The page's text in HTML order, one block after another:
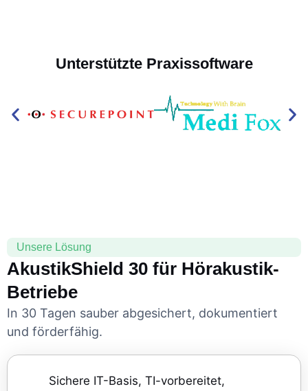
Unterstützte Praxissoftware
Unsere Lösung
AkustikShield 30 für Hörakustik-
Betriebe
In 30 Tagen sauber abgesichert, dokumentiert
und förderfähig.
Sichere IT-Basis, TI-vorbereitet,